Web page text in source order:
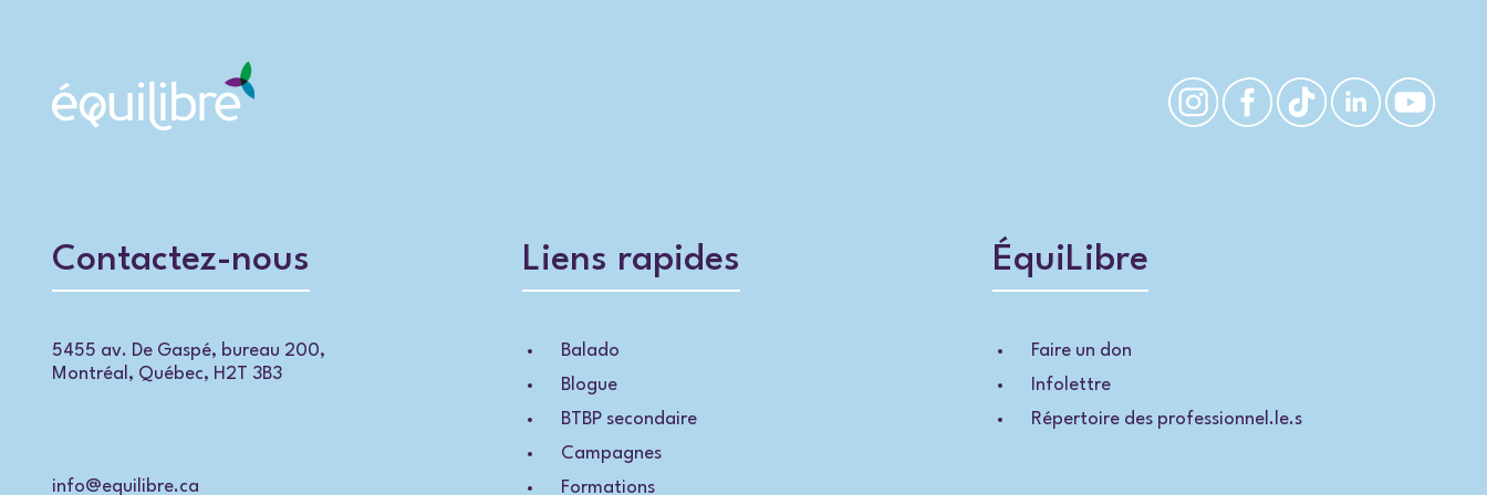
Contactez-nous
5455 av. De Gaspé, bureau 200,
Montréal, Québec, H2T 3B3
info@equilibre.ca
Liens rapides
Balado
Blogue
BTBP secondaire
Campagnes
Formations
ÉquiLibre
Faire un don
Infolettre
Répertoire des professionnel.le.s